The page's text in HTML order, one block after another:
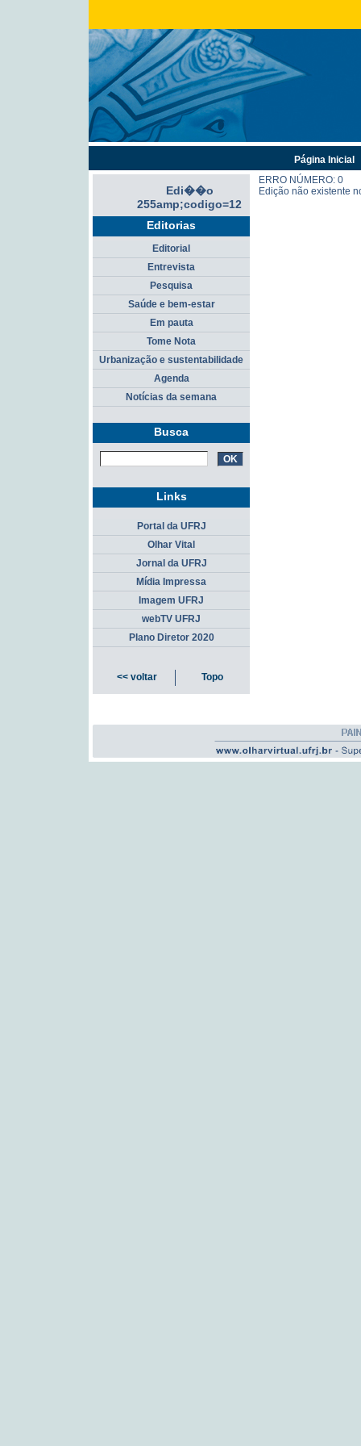
ERRO NÚMERO: 0
Edição não existente
Edi��o
255amp;codigo=12
Editorias
Editorial
Entrevista
Pesquisa
Saúde e bem-estar
Em pauta
Tome Nota
Urbanização e sustentabilidade
Agenda
Notícias da semana
Busca
Página Inicial
Links
Portal da UFRJ
Olhar Vital
Jornal da UFRJ
Mídia Impressa
Imagem UFRJ
webTV UFRJ
Plano Diretor 2020
<< voltar Topo